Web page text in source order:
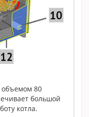
объемом 80
большой
котла.